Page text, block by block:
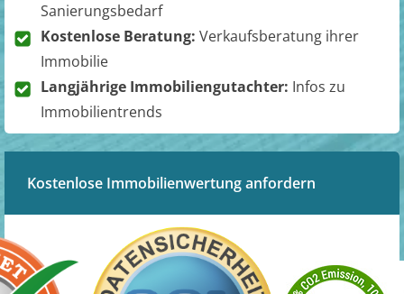
Sanierungsbedarf
Kostenlose Beratung: Verkaufsberatung ihrer
Immobilie
Langjährige Immobiliengutachter: Infos zu
Immobilientrends
Kostenlose Immobilienwertung anfordern